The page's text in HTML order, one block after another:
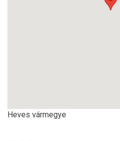
Heves vármegye